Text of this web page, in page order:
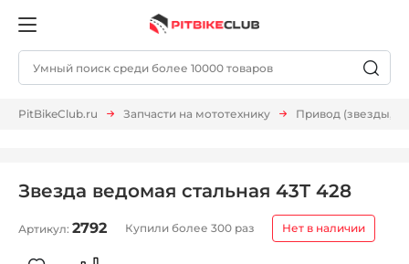
PitBikeClub.ru Запчасти на мототехнику Привод (звезды,
Звезда ведомая стальная 43T 428
Артикул: 2792 Купили более 300 раз Нет в наличии